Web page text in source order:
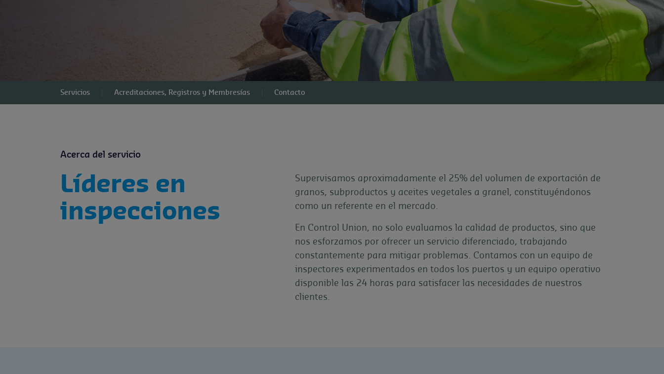
Servicios Acreditaciones, Registros y Membresías Contacto
Acerca del servicio
Líderes en
inspecciones
Supervisamos aproximadamente el 25% del volumen de exportación de
granos, subproductos y aceites vegetales a granel, constituyéndonos
como un referente en el mercado.
En Control Union, no solo evaluamos la calidad de productos, sino que
nos esforzamos por ofrecer un servicio diferenciado, trabajando
constantemente para mitigar problemas. Contamos con un equipo de
inspectores experimentados en todos los puertos y un equipo operativo
disponible las 24 horas para satisfacer las necesidades de nuestros
clientes.